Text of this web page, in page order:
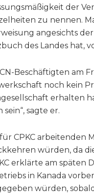
der
zu nennen.
angesichts
des Landes hat,
CN-Beschäftigten am
noch kein
erhalten
sagte er.
CPKC arbeitenden
würden, da
erklärte am späten
in Kanada
würden,